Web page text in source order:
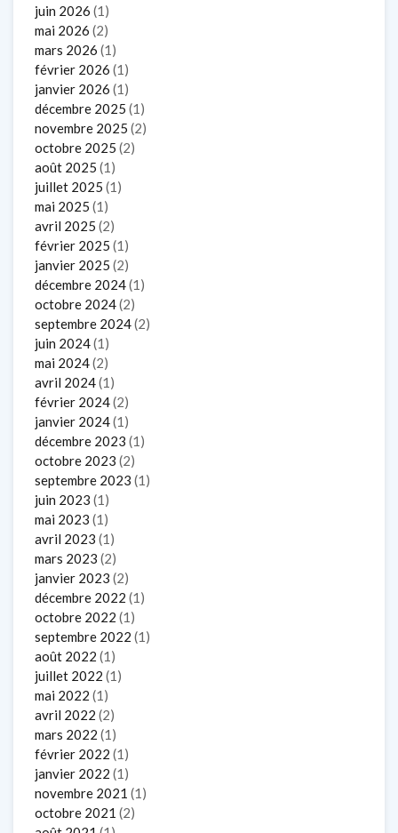
juin 2026 (1)
mai 2026 (2)
mars 2026 (1)
février 2026 (1)
janvier 2026 (1)
décembre 2025 (1)
novembre 2025 (2)
octobre 2025 (2)
août 2025 (1)
juillet 2025 (1)
mai 2025 (1)
avril 2025 (2)
février 2025 (1)
janvier 2025 (2)
décembre 2024(1)
octobre 2024(2)
septembre 2024(2)
juin 2024(1)
mai 2024(2)
avril 2024(1)
février 2024(2)
janvier 2024(1)
décembre 2023 (1)
octobre 2023 (2)
septembre 2023 (1)
juin 2023 (1)
mai 2023 (1)
avril 2023 (1)
mars 2023 (2)
janvier 2023 (2)
décembre 2022 (1)
octobre 2022 (1)
septembre 2022 (1)
août 2022 (1)
juillet 2022 (1)
mai 2022 (1)
avril 2022 (2)
mars 2022 (1)
février 2022 (1)
janvier 2022 (1)
novembre 2021 (1)
octobre 2021 (2)